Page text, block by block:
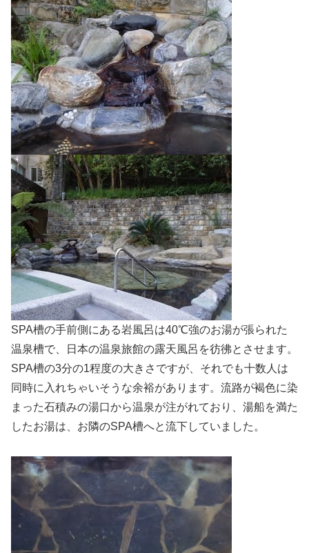
SPA槽の手前側にある岩風呂は40℃強のお湯が張られた
温泉槽で、日本の温泉旅館の露天風呂を彷彿とさせます。
SPA槽の3分の1程度の大きさですが、それでも十数人は
同時に入れちゃいそうな余裕があります。流路が褐色に染
まった石積みの湯口から温泉が注がれており、湯船を満た
したお湯は、お隣のSPA槽へと流下していました。